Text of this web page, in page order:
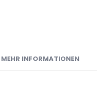
MEHR INFORMATIONEN